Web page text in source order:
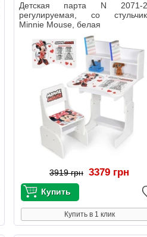
Детская парта N 2071-
регулируемая, со
Minnie Mouse, белая
3919 грн 3379 грн
Купить в 1 клик